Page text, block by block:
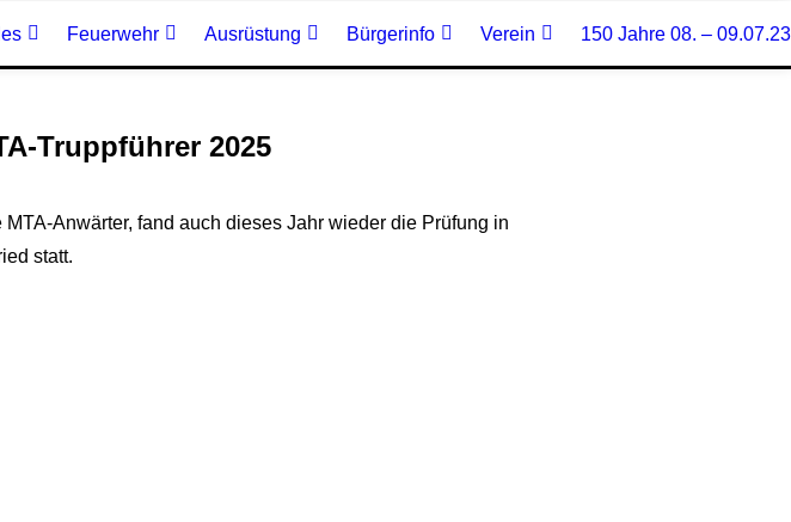
Feuerwehr Ausrüstung Bürgerinfo Verein 150 Jahre 08. – 09.07.23
Truppführer 2025
Anwärter, fand auch dieses Jahr wieder die Prüfung in
statt.